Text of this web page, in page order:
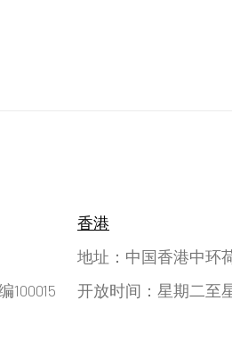
香港
地址：中国香港中环
开放时间：星期二至